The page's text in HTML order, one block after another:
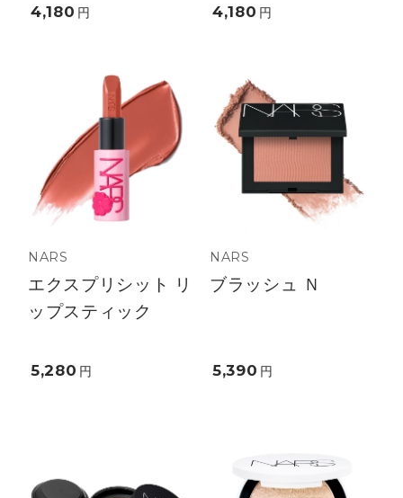
4,180 円 4,180 円
NARS
エクスプリシット リ
ップスティック
5,280 円
NARS
ブラッシュ Ｎ
5,390 円